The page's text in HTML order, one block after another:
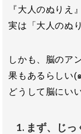
『大人のぬりえ
実は「大人のぬ
しかも、脳のア
果もあるらしい
どうして脳にい
まず、じ